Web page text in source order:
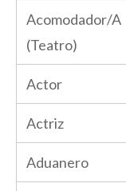
Acomodador/A
(Teatro)
Actor
Actriz
Aduanero